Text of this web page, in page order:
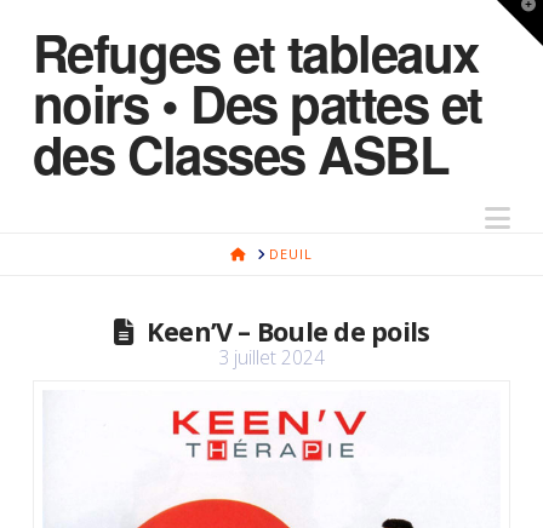
Refuges et tableaux
noirs • Des pattes et
des Classes ASBL
HOMEDEUIL
Keen’V – Boule de poils
3 juillet 2024